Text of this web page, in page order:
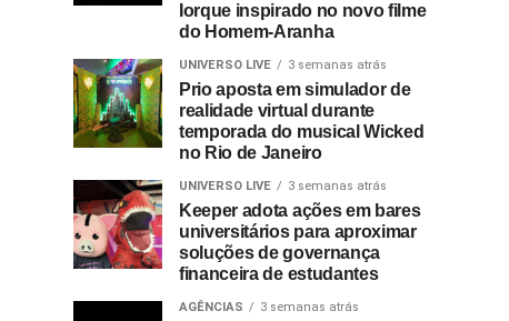
Iorque inspirado no novo filme
do Homem-Aranha
UNIVERSO LIVE 3 semanas atrás
Prio aposta em simulador de
realidade virtual durante
temporada do musical Wicked
no Rio de Janeiro
UNIVERSO LIVE 3 semanas atrás
Keeper adota ações em bares
universitários para aproximar
soluções de governança
financeira de estudantes
AGÊNCIAS 3 semanas atrás